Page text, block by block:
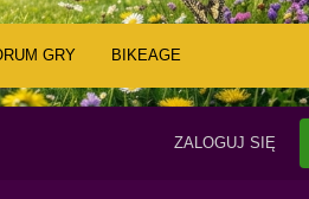
GRY BIKEAGE
ZALOGUJ SIĘ